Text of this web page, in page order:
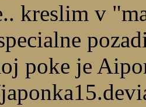
kreslim v
poke je